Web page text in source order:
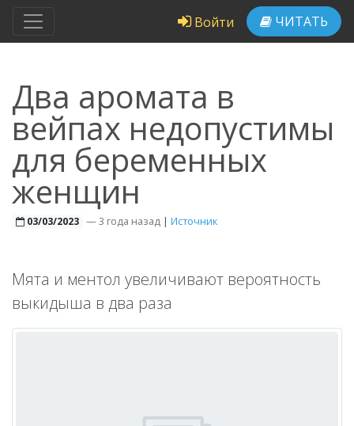
Войти ЧИТАТЬ
Два аромата в
вейпах недопустимы
для беременных
женщин
03/03/2023 —3 года назад | Источник
Мята и ментол увеличивают вероятность
выкидыша в два раза